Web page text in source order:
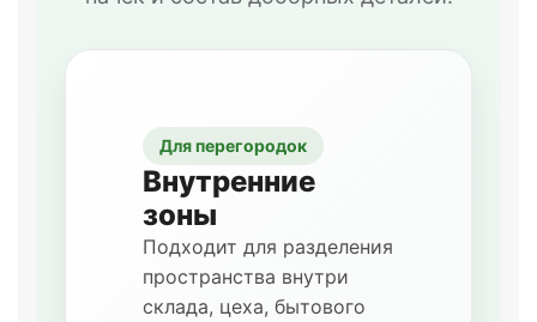
Для перегородок
Внутренние
зоны
Подходит для разделения
пространства внутри
склада, цеха, бытового